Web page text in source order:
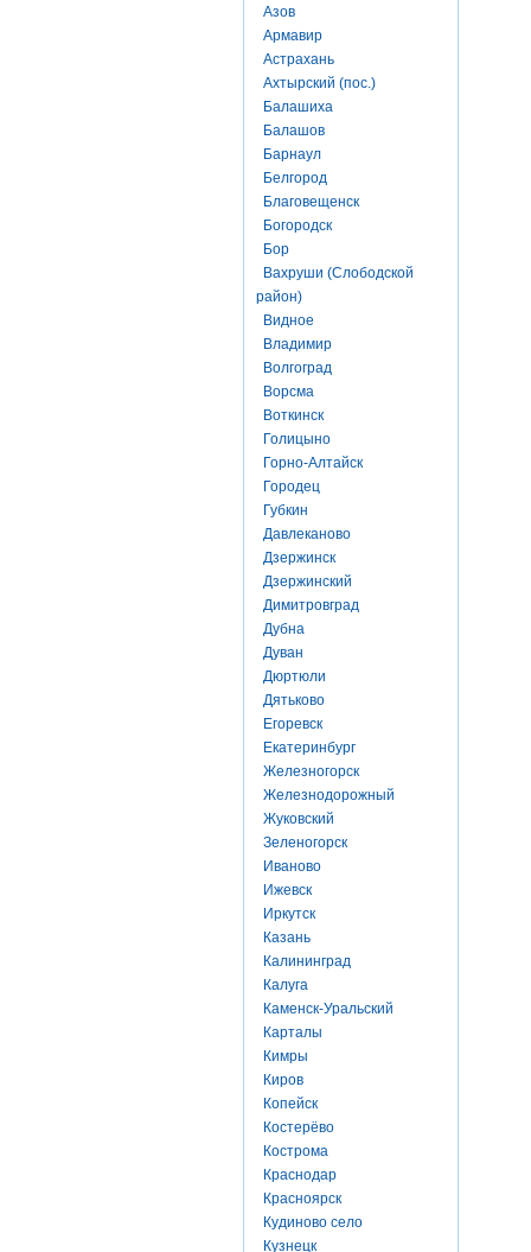
Азов
Армавир
Астрахань
Ахтырский (пос.)
Балашиха
Балашов
Барнаул
Белгород
Благовещенск
Богородск
Бор
Вахруши (Слободской
район)
Видное
Владимир
Волгоград
Ворсма
Воткинск
Голицыно
Горно-Алтайск
Городец
Губкин
Давлеканово
Дзержинск
Дзержинский
Димитровград
Дубна
Дуван
Дюртюли
Дятьково
Егоревск
Екатеринбург
Железногорск
Железнодорожный
Жуковский
Зеленогорск
Иваново
Ижевск
Иркутск
Казань
Калининград
Калуга
Каменск-Уральский
Карталы
Кимры
Киров
Копейск
Костерёво
Кострома
Краснодар
Красноярск
Кудиново село
Кузнецк